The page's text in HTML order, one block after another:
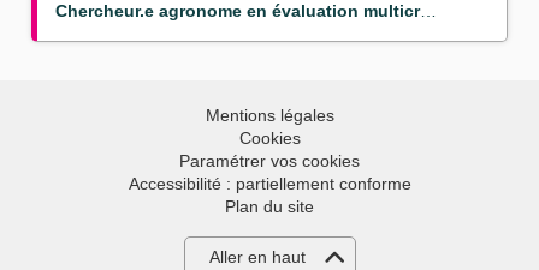
Chercheur.e agronome en évaluation multicritère/prototypage des systèmes agroforestiers à base d'hévéa
Mentions légales
Cookies
Paramétrer vos cookies
Accessibilité : partiellement conforme
Plan du site
Aller en haut